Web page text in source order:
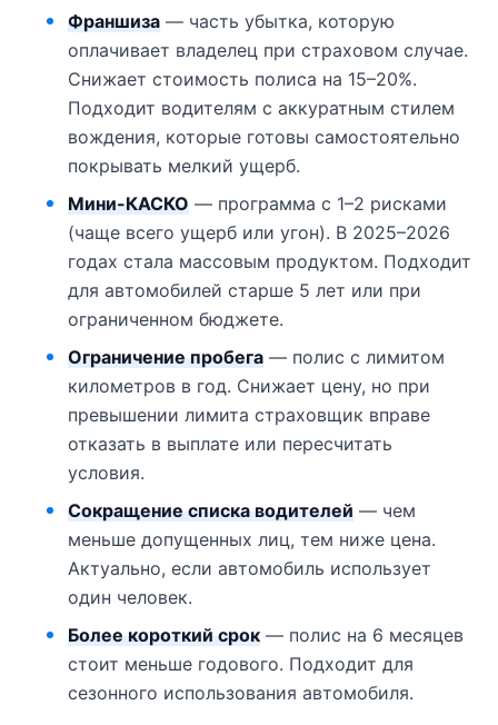
Франшиза— часть убытка, которую
оплачивает владелец при страховом случае.
Снижает стоимость полиса на 15–20%.
Подходит водителям с аккуратным стилем
вождения, которые готовы самостоятельно
покрывать мелкий ущерб.
Мини-КАСКО— программа с 1–2 рисками
(чаще всего ущерб или угон). В 2025–2026
годах стала массовым продуктом. Подходит
для автомобилей старше 5 лет или при
ограниченном бюджете.
Ограничение пробега— полис с лимитом
километров в год. Снижает цену, но при
превышении лимита страховщик вправе
отказать в выплате или пересчитать
условия.
Сокращение списка водителей— чем
меньше допущенных лиц, тем ниже цена.
Актуально, если автомобиль использует
один человек.
Более короткий срок— полис на 6 месяцев
стоит меньше годового. Подходит для
сезонного использования автомобиля.